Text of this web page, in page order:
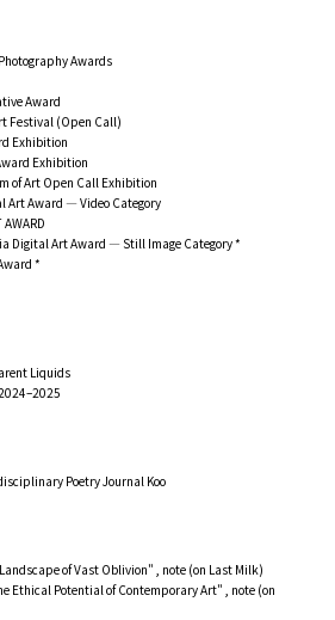
Awards
Award
Festival (Open Call)
Exhibition
Exhibition
of Art Open Call Exhibition
Art Award — Video Category
Digital Art Award — Still Image Category *
*
Liquids
Poetry Journal Koo
of Vast Oblivion", note (on Last Milk)
Ethical Potential of Contemporary Art", note (on